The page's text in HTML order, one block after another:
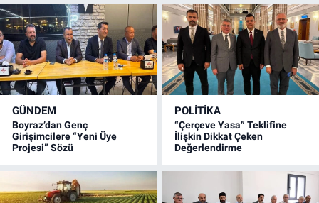
GÜNDEM
Boyraz’dan Genç
Girişimcilere “Yeni Üye
Projesi” Sözü
POLITIKA
“Çerçeve Yasa” Teklifine
İlişkin Dikkat Çeken
Değerlendirme